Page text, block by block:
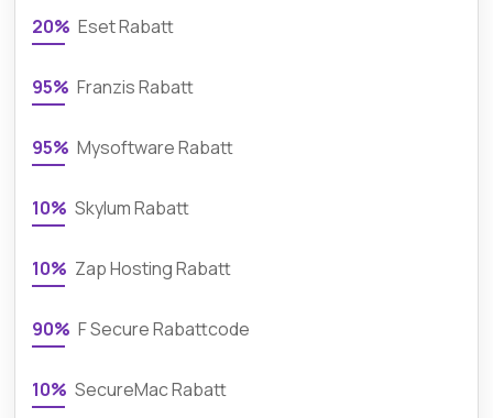
20% Eset Rabatt
95% Franzis Rabatt
95% Mysoftware Rabatt
10% Skylum Rabatt
10% Zap Hosting Rabatt
90% F Secure Rabattcode
10% SecureMac Rabatt